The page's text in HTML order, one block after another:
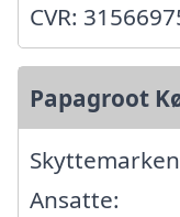
CVR:
Papagroot
Ansatte: